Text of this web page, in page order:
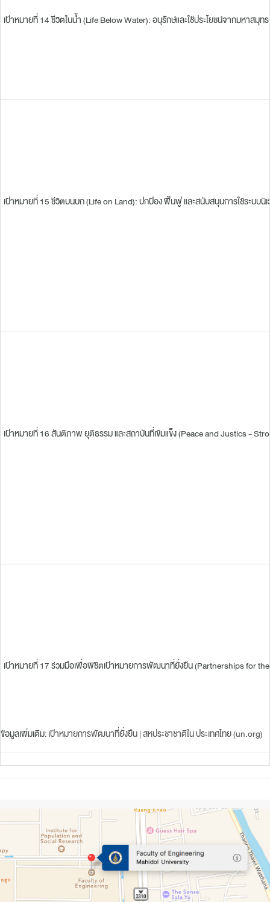
เป้าหมายที่ 14 ชีวิตในน้ำ (Life Below Water): อนุรักษ์และใช้ประโยชน์จากมหา
เป้าหมายที่ 15 ชีวิตบนบก (Life on Land): ปกป้อง ฟื้นฟู และสนับสนุนการใช้ระบ
เป้าหมายที่ 16 สันติภาพ ยุติธรรม และสถาบันที่เข้มแข็ง (Peace and Justics -
เป้าหมายที่ 17 ร่วมมือเพื่อพิชิตเป้าหมายการพัฒนาที่ยั่งยืน (Partnerships for
ข้อมูลเพิ่มเติม:เป้าหมายการพัฒนาที่ยั่งยืน | สหประชาชาติใน ประเทศไทย (un.org)